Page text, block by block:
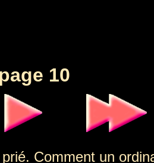
10
Comment un